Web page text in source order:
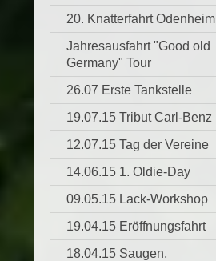
20. Knatterfahrt Odenheim
Jahresausfahrt "Good old
Germany" Tour
26.07 Erste Tankstelle
19.07.15 Tribut Carl-Benz
12.07.15 Tag der Vereine
14.06.15 1. Oldie-Day
09.05.15 Lack-Workshop
19.04.15 Eröffnungsfahrt
18.04.15 Saugen,